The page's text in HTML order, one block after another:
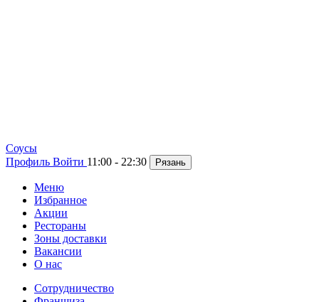
Cоусы
Профиль Войти 11:00 - 22:30 Рязань
Меню
Избранное
Акции
Рестораны
Зоны доставки
Вакансии
О нас
Сотрудничество